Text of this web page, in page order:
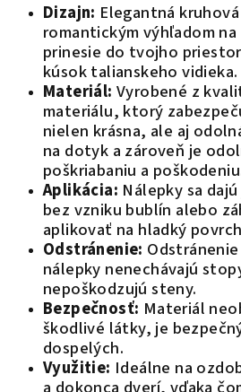
Dizajn: Elegantná
romantickým výhľadom
prinesie do tvojho
kúsok talianskeho vidieka.
Materiál: Vyrobené z
materiálu, ktorý
nielen krásna, ale aj
na dotyk a zároveň je
poškriabaniu a
Aplikácia: Nálepky sa
bez vzniku bublín alebo
aplikovať na hladký
Odstránenie:
nálepky nenechávajú
nepoškodzujú steny.
Bezpečnosť: Materiál
škodlivé látky, je
dospelých.
Využitie: Ideálne na